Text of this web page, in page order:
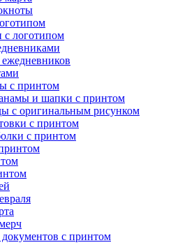
логотипом
с принтом
и шапки с принтом
с оригинальным рисунком
с принтом
с принтом
с принтом